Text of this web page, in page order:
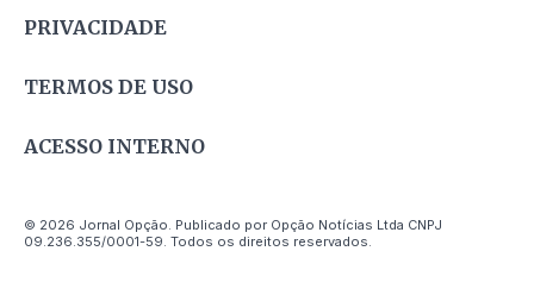
PRIVACIDADE
TERMOS DE USO
ACESSO INTERNO
© 2026 Jornal Opção. Publicado por Opção Notícias Ltda CNPJ
09.236.355/0001-59. Todos os direitos reservados.